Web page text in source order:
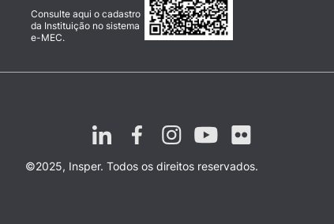
Consulte aqui o cadastro
da Instituição no sistema
e-MEC.
©2025, Insper. Todos os direitos reservados.